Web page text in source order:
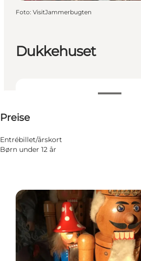
Dukkehuset
Preise
Entrébillet/årskort
Børn under 12 år
Foto: VisitJammerbugten